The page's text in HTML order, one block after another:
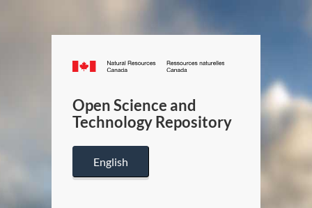
Canada.ca
/
Canada
Open Science and
Technology Repository
English